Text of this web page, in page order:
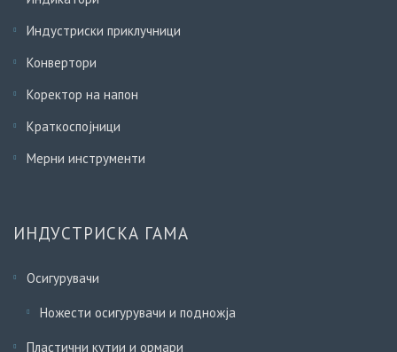
Индустриски приклучници
Конвертори
Коректор на напон
Краткоспојници
Мерни инструменти
ИНДУСТРИСКА ГАМА
Осигурувачи
Ножести осигурувачи и подножја
Пластични кутии и ормари